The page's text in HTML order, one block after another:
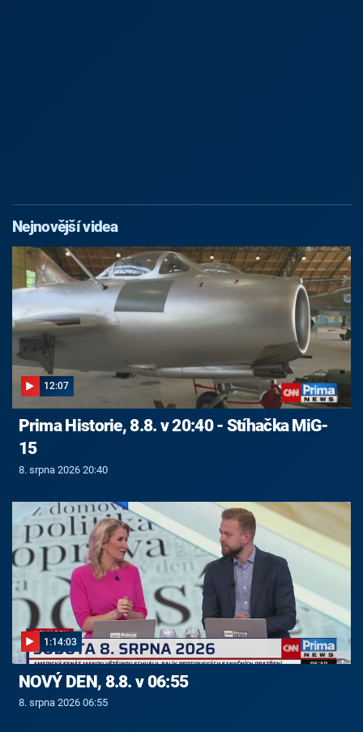
Nejnovější videa
12:07
Prima Historie, 8.8. v 20:40 - Stíhačka MiG-
15
8. srpna 2026 20:40
1:14:03
NOVÝ DEN, 8.8. v 06:55
8. srpna 2026 06:55